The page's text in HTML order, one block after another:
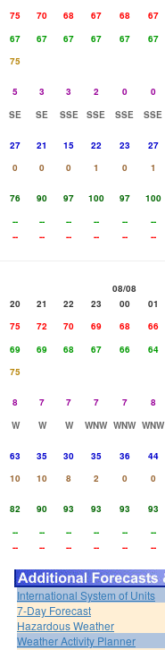
75 70 68 67 68 67
67 67 67 67 67 67
75
5 3 3 2 0 0
SE SE SSE SSE SSE SSE
27 21 15 22 23 27
0 0 0 1 0 1
76 90 97 100 97 100
-- -- -- -- -- --
-- -- -- -- -- --
08/08
20 21 22 23 00 01
75 72 70 69 68 66
69 69 68 67 66 64
75
8 7 7 7 7 8
W W W WNW WNW WNW
63 35 30 35 36 44
10 10 8 2 0 0
82 90 93 93 93 93
-- -- -- -- -- --
-- -- -- -- -- --
International System of Units
7-Day Forecast
Hazardous Weather
Weather Activity Planner